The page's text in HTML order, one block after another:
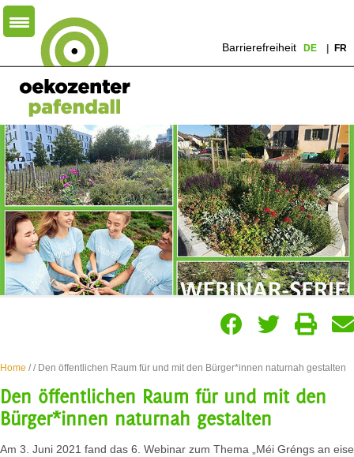
Barrierefreiheit DE FR
Home // Den öffentlichen Raum für und mit den Bürger*innen naturnah gestalten
Den öffentlichen Raum für und mit den
Bürger*innen naturnah gestalten
Am 3. Juni 2021 fand das 6. Webinar zum Thema „Méi Gréngs an eise